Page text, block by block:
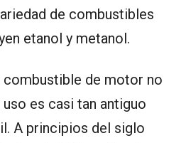
de combustibles
etanol y metanol.
combustible de motor no
uso es casi tan antiguo
A principios del siglo